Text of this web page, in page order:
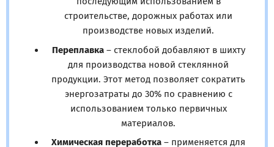
строительстве, дорожных работах или
производстве новых изделий.
Переплавка– стеклобой добавляют в шихту
для производства новой стеклянной
продукции. Этот метод позволяет сократить
энергозатраты до 30% по сравнению с
использованием только первичных
материалов.
Химическая переработка – применяется для